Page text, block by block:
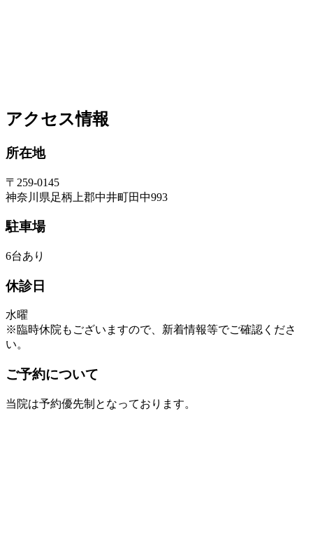
アクセス情報
所在地
〒259-0145
神奈川県足柄上郡中井町田中993
駐車場
6台あり
休診日
水曜
※臨時休院もございますので、新着情報等でご確認くださ
い。
ご予約について
当院は予約優先制となっております。